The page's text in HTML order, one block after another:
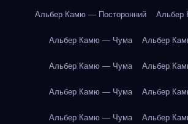
Альбер Камю — Посторонний
Альбер Камю — Чума Альбер
Альбер Камю — Чума Альбер
Альбер Камю — Чума Альбер
Альбер Камю — Чума Альбер